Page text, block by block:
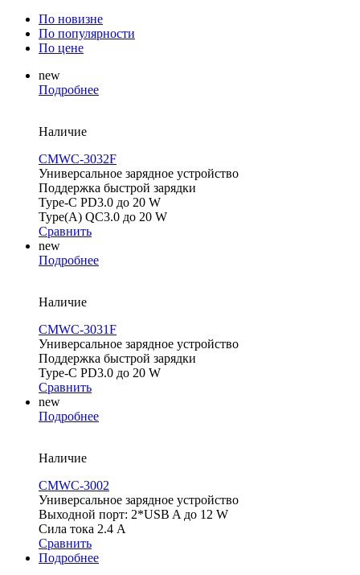
По новизне
По популярности
По цене
new
Подробнее
Наличие
CMWC-3032F
Универсальное зарядное устройство
Поддержка быстрой зарядки
Type-C PD3.0 до 20 W
Type(A) QC3.0 до 20 W
Сравнить
new
Подробнее
Наличие
CMWC-3031F
Универсальное зарядное устройство
Поддержка быстрой зарядки
Type-C PD3.0 до 20 W
Сравнить
new
Подробнее
Наличие
CMWC-3002
Универсальное зарядное устройство
Выходной порт: 2*USB A до 12 W
Сила тока 2.4 А
Сравнить
Подробнее